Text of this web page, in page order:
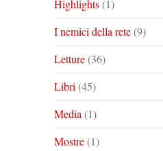
Highlights(1)
I nemici della rete(9)
Letture(36)
Libri (45)
Media (1)
Mostre(1)